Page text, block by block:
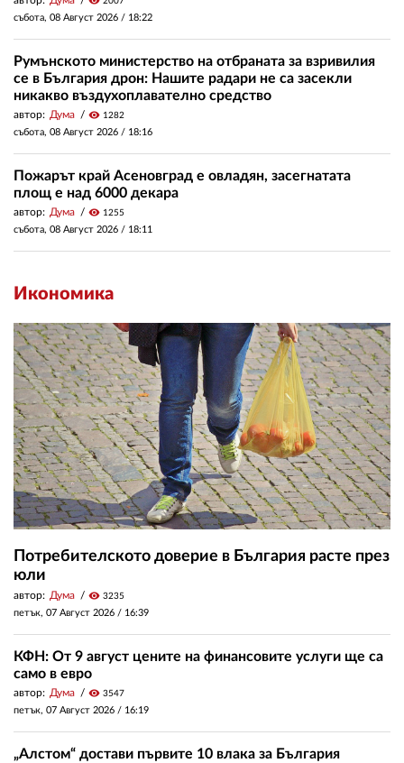
събота, 08 Август 2026 / 18:22
Румънското министерство на отбраната за взривилия
се в България дрон: Нашите радари не са засекли
никакво въздухоплавателно средство
автор: Дума visibility 1282
събота, 08 Август 2026 / 18:16
Пожарът край Асеновград е овладян, засегнатата
площ е над 6000 декара
автор: Дума visibility 1255
събота, 08 Август 2026 / 18:11
Икономика
Потребителското доверие в България расте през
юли
автор: Дума visibility 3235
петък, 07 Август 2026 / 16:39
КФН: От 9 август цените на финансовите услуги ще са
само в евро
автор: Дума visibility 3547
петък, 07 Август 2026 / 16:19
„Алстом“ достави първите 10 влака за България